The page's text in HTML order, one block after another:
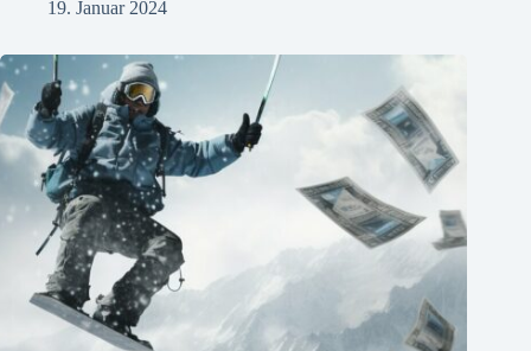
19. Januar 2024